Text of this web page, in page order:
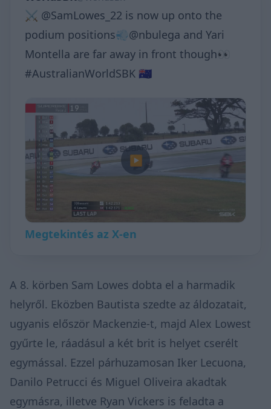
⚔️ @SamLowes_22 is now up onto the
podium positions💨@nbulega and Yari
Montella are far away in front though👀
#AustralianWorldSBK 🇦🇺
▶
Megtekintés az X-en
A 8. körben Sam Lowes dobta el a harmadik
helyről. Eközben Bautista szedte az áldozatait,
ugyanis először Mackenzie-t, majd Alex Lowest
gyűrte le, ráadásul a két brit is helyet cserélt
egymással. Ezzel párhuzamosan Iker Lecuona,
Danilo Petrucci és Miguel Oliveira akadtak
egymásra, illetve Ryan Vickers is feladta a